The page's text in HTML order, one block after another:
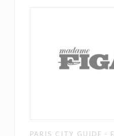
PARIS CITY GUIDE -